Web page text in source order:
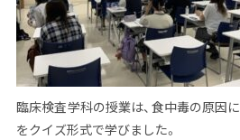
臨床検査学科の授業は、食中毒の原因
をクイズ形式で学びました。